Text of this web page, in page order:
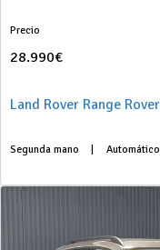
Precio
28.990€
Segunda mano Automático